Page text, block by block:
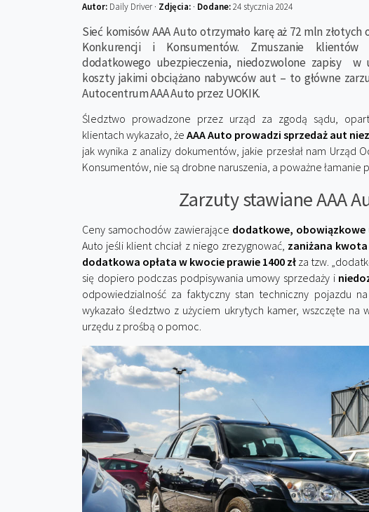
Autor: Daily Driver · Zdjęcia: · Dodane:24 stycznia 2024
Sieć komisów AAA Auto otrzymało karę aż 72 mln
Konkurencji i Konsumentów. Zmuszanie klientów
dodatkowego ubezpieczenia, niedozwolone zapisy w
koszty jakimi obciążano nabywców aut – to główne
Autocentrum AAA Auto przez UOKIK.
Śledztwo prowadzone przez urząd za zgodą sądu,
klientach wykazało, że AAA Auto prowadzi sprzedaż aut
jak wynika z analizy dokumentów, jakie przesłał nam Urząd
Konsumentów, nie są drobne naruszenia, a poważne łamanie
Zarzuty stawiane AAA
Ceny samochodów zawierające dodatkowe, obowiązkowe
Auto jeśli klient chciał z niego zrezygnować, zaniżana
dodatkowa opłata w kwocie prawie 1400 zł za tzw.
się dopiero podczas podpisywania umowy sprzedaży i
odpowiedzialność za faktyczny stan techniczny pojazdu
wykazało śledztwo z użyciem ukrytych kamer, wszczęte
urzędu z prośbą o pomoc.